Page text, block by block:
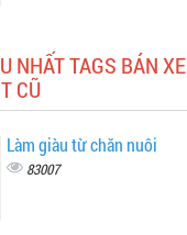
NHẤT TAGS BÁN XE
CŨ
Làm giàu từ chăn nuôi
83007